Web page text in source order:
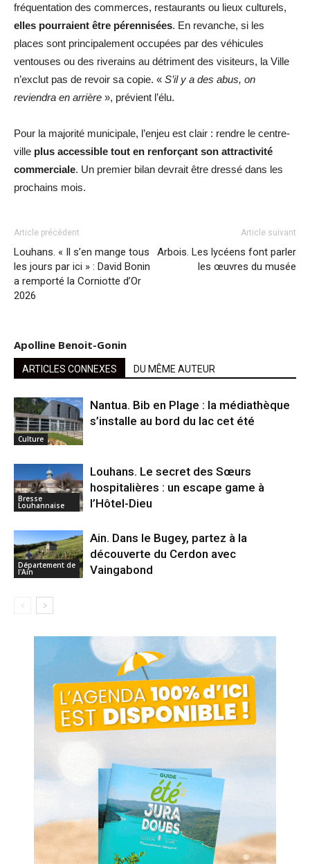
fréquentation des commerces, restaurants ou lieux culturels,
elles pourraient être pérennisées. En revanche, si les
places sont principalement occupées par des véhicules
ventouses ou des riverains au détriment des visiteurs, la Ville
n’exclut pas de revoir sa copie. « S’il y a des abus, on
reviendra en arrière », prévient l’élu.
Pour la majorité municipale, l’enjeu est clair : rendre le centre-
ville plus accessible tout en renforçant son attractivité
commerciale. Un premier bilan devrait être dressé dans les
prochains mois.
Article précédent
Louhans. « Il s’en mange tous
les jours par ici » : David Bonin
a remporté la Corniotte d’Or
2026
Article suivant
Arbois. Les lycéens font parler
les œuvres du musée
Apolline Benoit-Gonin
ARTICLES CONNEXES DU MÊME AUTEUR
Culture
Nantua. Bib en Plage : la médiathèque
s’installe au bord du lac cet été
Bresse
Louhannaise
Louhans. Le secret des Sœurs
hospitalières : un escape game à
l’Hôtel-Dieu
Département de
l'Ain
Ain. Dans le Bugey, partez à la
découverte du Cerdon avec
Vaingabond